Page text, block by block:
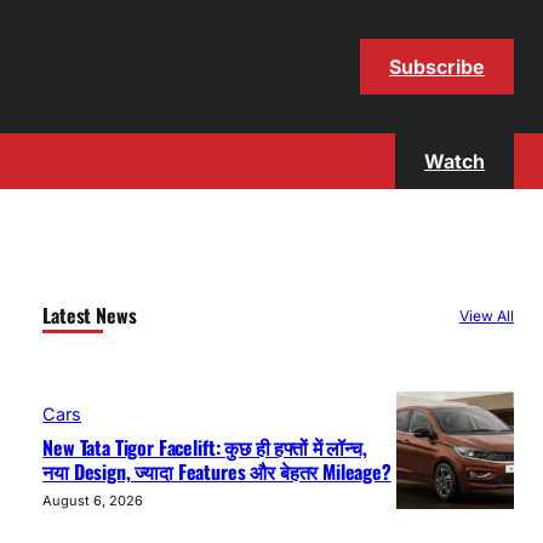
Subscribe
Watch
Latest News View All
Cars
New Tata Tigor Facelift: कुछ ही हफ्तों में लॉन्च,
नया Design, ज्यादा Features और बेहतर Mileage?
August 6, 2026